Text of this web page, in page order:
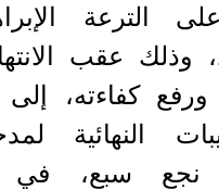
الترعة
وذلك عقب
ورفع كفاءته،
النهائية
نجع سبع،